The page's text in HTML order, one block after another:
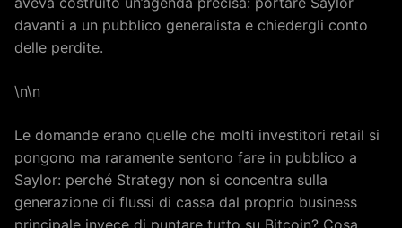
davanti a un pubblico generalista e chiedergli conto
delle perdite.
\n\n
Le domande erano quelle che molti investitori retail si
pongono ma raramente sentono fare in pubblico a
Saylor: perché Strategy non si concentra sulla
generazione di flussi di cassa dal proprio business